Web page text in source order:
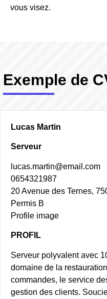
vous visez.
Exemple de
Lucas Martin
Serveur
lucas.martin@email.com
0654321987
20 Avenue des Ternes,
Permis B
Profile image
PROFIL
Serveur polyvalent avec
domaine de la
commandes, le service
gestion des clients.